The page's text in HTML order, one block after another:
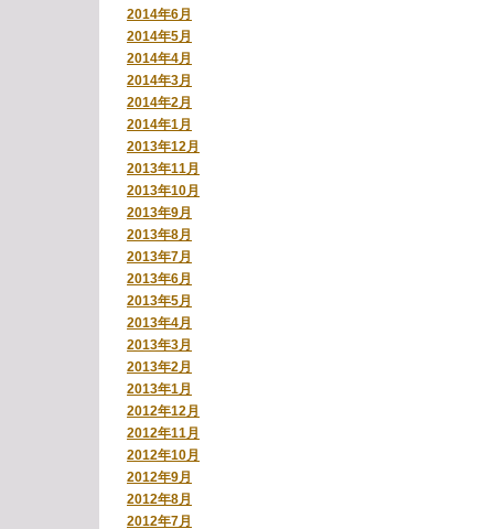
2014年6月
2014年5月
2014年4月
2014年3月
2014年2月
2014年1月
2013年12月
2013年11月
2013年10月
2013年9月
2013年8月
2013年7月
2013年6月
2013年5月
2013年4月
2013年3月
2013年2月
2013年1月
2012年12月
2012年11月
2012年10月
2012年9月
2012年8月
2012年7月